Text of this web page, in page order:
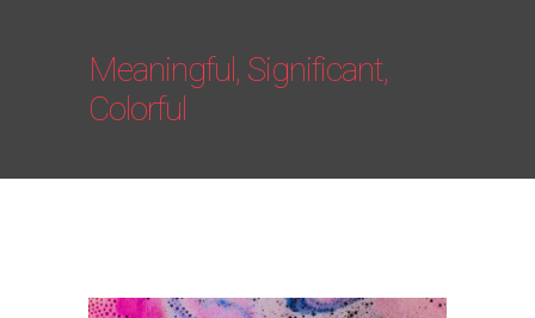
Meaningful, Significant,
Colorful